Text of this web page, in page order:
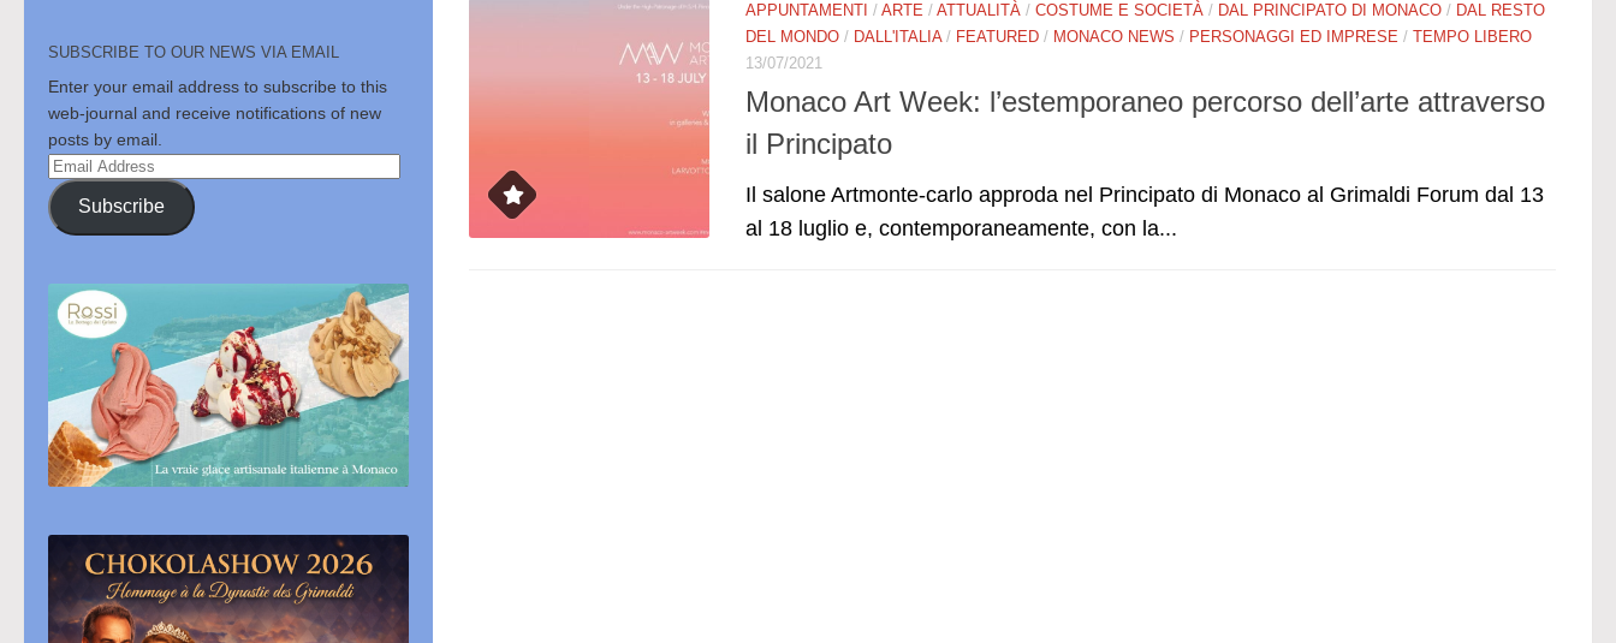
APPUNTAMENTI / ARTE / ATTUALITÀ / COSTUME E SOCIETÀ / DAL PRINCIPATO DI MONACO / DAL RESTO
DEL MONDO / DALL'ITALIA/ FEATURED / MONACO NEWS / PERSONAGGI ED IMPRESE / TEMPO LIBERO
13/07/2021
Monaco Art Week: l’estemporaneo percorso dell’arte attraverso
il Principato
Il salone Artmonte-carlo approda nel Principato di Monaco al Grimaldi Forum dal 13
al 18 luglio e, contemporaneamente, con la...
SUBSCRIBE TO OUR NEWS VIA EMAIL
Enter your email address to subscribe to this
web-journal and receive notifications of new
posts by email.
Email
Address
Subscribe